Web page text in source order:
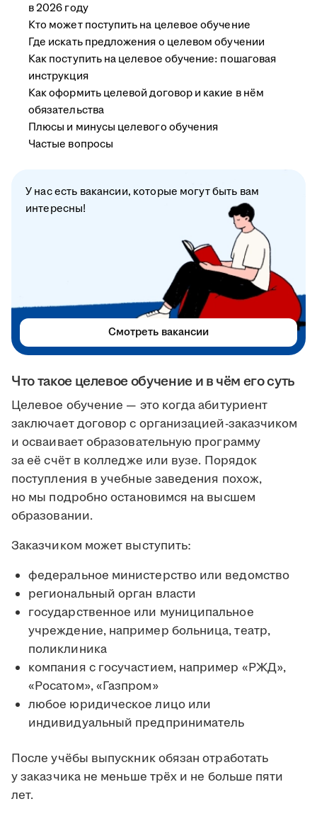
Что такое целевое обучение и в чём его суть
Целевое обучение — это когда абитуриент
заключает договор с организацией-заказчиком
и осваивает образовательную программу
за её счёт в колледже или вузе. Порядок
поступления в учебные заведения похож,
но мы подробно остановимся на высшем
образовании.
Заказчиком может выступить:
федеральное министерство или ведомство
региональный орган власти
государственное или муниципальное
учреждение, например больница, театр,
поликлиника
компания с госучастием, например «РЖД»,
«Росатом», «Газпром»
любое юридическое лицо или
индивидуальный предприниматель
После учёбы выпускник обязан отработать
у заказчика не меньше трёх и не больше пяти
лет.
в 2026 году
Кто может поступить на целевое обучение
Где искать предложения о целевом обучении
Как поступить на целевое обучение: пошаговая
инструкция
Как оформить целевой договор и какие в нём
обязательства
Плюсы и минусы целевого обучения
Частые вопросы
У нас есть вакансии, которые могут быть вам
интересны!
Смотреть вакансии